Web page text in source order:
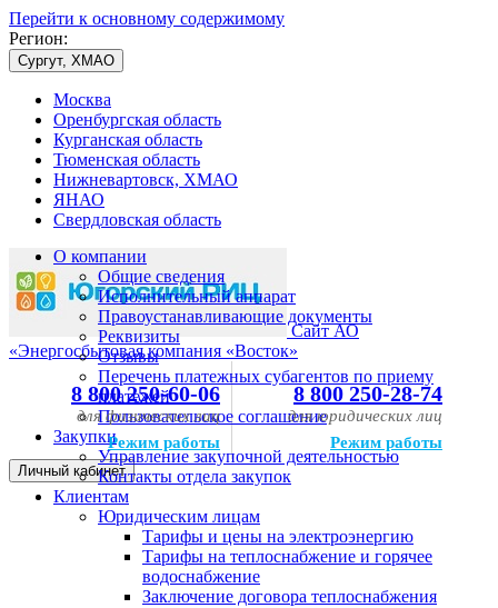
Перейти к основному содержимому
Регион:
Сургут, ХМАО
Москва
Оренбургская область
Курганская область
Тюменская область
Нижневартовск, ХМАО
ЯНАО
Свердловская область
Сайт АО
«Энергосбытовая компания «Восток»
8 800 250-60-06
для физических лиц
Режим работы
8 800 250-28-74
для юридических лиц
Режим работы
Личный кабинет
О компании
Общие сведения
Исполнительный аппарат
Правоустанавливающие документы
Реквизиты
Отзывы
Перечень платежных субагентов по приему
платежей
Пользовательское соглашение
Закупки
Управление закупочной деятельностью
Контакты отдела закупок
Клиентам
Юридическим лицам
Тарифы и цены на электроэнергию
Тарифы на теплоснабжение и горячее
водоснабжение
Заключение договора теплоснабжения